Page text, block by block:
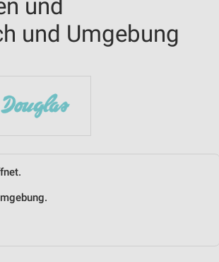
und
und Umgebung